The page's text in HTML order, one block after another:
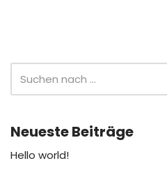
Neueste Beiträge
Hello world!